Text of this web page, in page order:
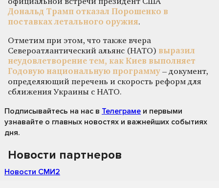
Дональд Трамп отказал Порошенко в
поставках летального оружия.
Отметим при этом, что также вчера
Североатлантический альянс (НАТО) выразил
неудовлетворение тем, как Киев выполняет
Годовую национальную программу – документ,
определяющий перечень и скорость реформ для
сближения Украины с НАТО.
Подписывайтесь на нас в Телеграме и первыми
узнавайте о главных новостях и важнейших событиях
дня.
Новости партнеров
Новости СМИ2